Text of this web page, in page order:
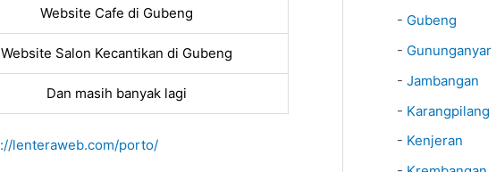
Website Cafe di Gubeng
Website Salon Kecantikan di Gubeng
Dan masih banyak lagi
lenteraweb.com/porto/
- Gubeng
- Gununganyar
- Jambangan
- Karangpilang
- Kenjeran